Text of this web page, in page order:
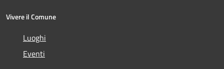
Vivere il Comune
Luoghi
Eventi